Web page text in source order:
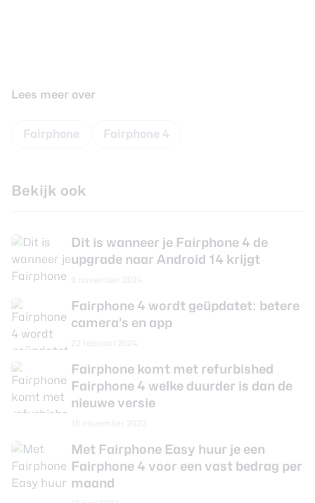
Lees meer over
Fairphone Fairphone 4
Bekijk ook
Dit is wanneer je Fairphone 4 de
upgrade naar Android 14 krijgt
Fairphone 4 wordt geüpdatet: betere
camera’s en app
Fairphone komt met refurbished
Fairphone 4 welke duurder is dan de
nieuwe versie
Met Fairphone Easy huur je een
Fairphone 4 voor een vast bedrag per
maand